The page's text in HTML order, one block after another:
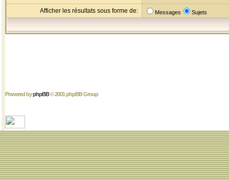
Afficher les résultats sous forme de: Messages Sujets
Powered byphpBB© 2001 phpBB Group